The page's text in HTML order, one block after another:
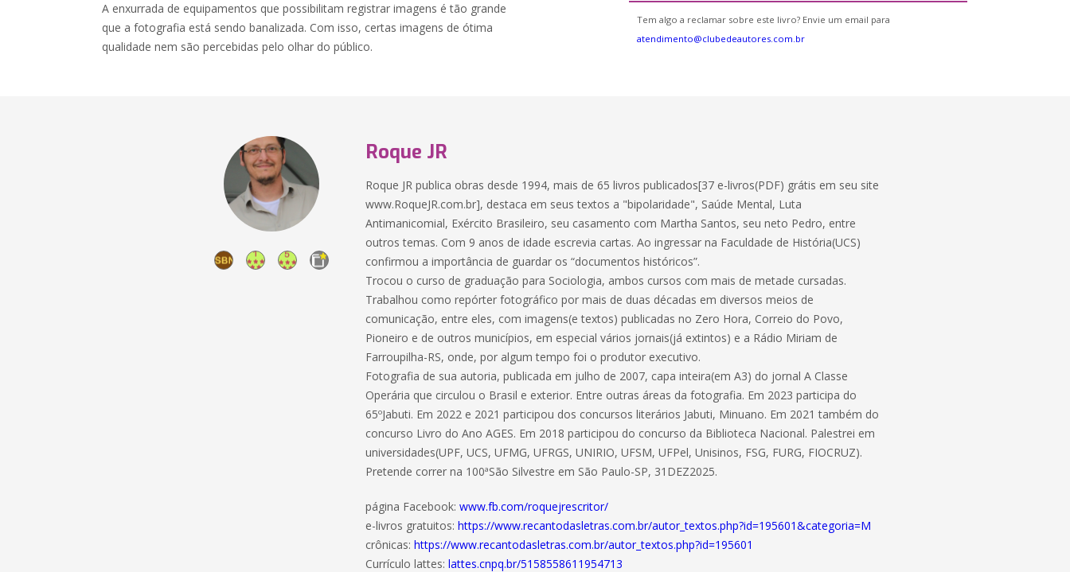
A enxurrada de equipamentos que possibilitam registrar imagens é tão grande
que a fotografia está sendo banalizada. Com isso, certas imagens de ótima
qualidade nem são percebidas pelo olhar do público.
Tem algo a reclamar sobre este livro? Envie um email para
atendimento@clubedeautores.com.br
Roque JR
Roque JR publica obras desde 1994, mais de 65 livros publicados[37 e-livros(PDF) grátis em seu site
www.RoqueJR.com.br], destaca em seus textos a "bipolaridade", Saúde Mental, Luta
Antimanicomial, Exército Brasileiro, seu casamento com Martha Santos, seu neto Pedro, entre
outros temas. Com 9 anos de idade escrevia cartas. Ao ingressar na Faculdade de História(UCS)
confirmou a importância de guardar os “documentos históricos”.
Trocou o curso de graduação para Sociologia, ambos cursos com mais de metade cursadas.
Trabalhou como repórter fotográfico por mais de duas décadas em diversos meios de
comunicação, entre eles, com imagens(e textos) publicadas no Zero Hora, Correio do Povo,
Pioneiro e de outros municípios, em especial vários jornais(já extintos) e a Rádio Miriam de
Farroupilha-RS, onde, por algum tempo foi o produtor executivo.
Fotografia de sua autoria, publicada em julho de 2007, capa inteira(em A3) do jornal A Classe
Operária que circulou o Brasil e exterior. Entre outras áreas da fotografia. Em 2023 participa do
65ºJabuti. Em 2022 e 2021 participou dos concursos literários Jabuti, Minuano. Em 2021 também do
concurso Livro do Ano AGES. Em 2018 participou do concurso da Biblioteca Nacional. Palestrei em
universidades(UPF, UCS, UFMG, UFRGS, UNIRIO, UFSM, UFPel, Unisinos, FSG, FURG, FIOCRUZ).
Pretende correr na 100ªSão Silvestre em São Paulo-SP, 31DEZ2025.
página Facebook:www.fb.com/roquejrescritor/
e-livros gratuitos:https://www.recantodasletras.com.br/autor_textos.php?id=195601&categoria=M
crônicas:https://www.recantodasletras.com.br/autor_textos.php?id=195601
Currículo lattes:lattes.cnpq.br/5158558611954713